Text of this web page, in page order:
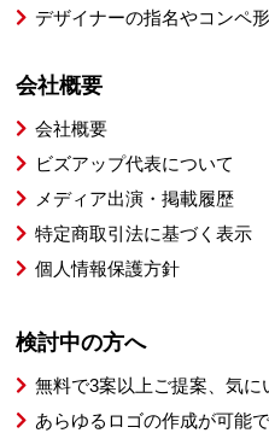
デザイナーの指名やコンペ
会社概要
会社概要
ビズアップ代表について
メディア出演・掲載履歴
特定商取引法に基づく表示
個人情報保護方針
検討中の方へ
無料で3案以上ご提案、気に
あらゆるロゴの作成が可能